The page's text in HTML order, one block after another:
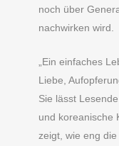
noch über
nachwirken wird.
„Ein einfaches
Liebe,
Sie lässt
und koreanische
zeigt, wie eng